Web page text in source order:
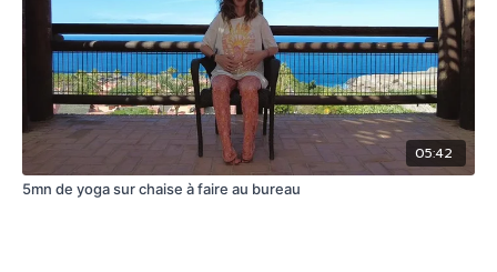
05:42
5mn de yoga sur chaise à faire au bureau